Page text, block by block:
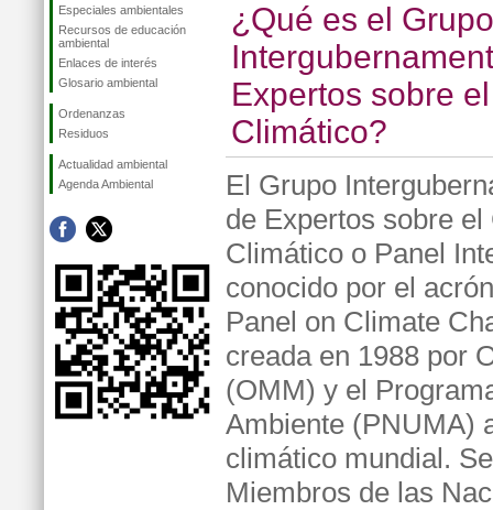
Especiales ambientales
Recursos de educación
ambiental
Enlaces de interés
Glosario ambiental
Ordenanzas
Residuos
Actualidad ambiental
Agenda Ambiental
¿Qué es el Grupo
Expertos sobre
Climático?
El Grupo
de Expertos sobre el
Climático o Panel
conocido por el
Panel on Climate
creada en 1988 por
(OMM) y el
Ambiente (PNUMA)
climático mundial.
Miembros de las